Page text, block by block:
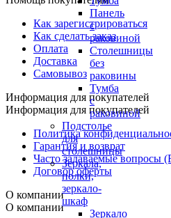
Панель
с
раковиной
Столешницы
без
раковины
Тумба
с
раковиной
Подстолье
для
столешницы
Зеркала,
полки,
зеркало-
шкаф
Зеркало
Как зарегистрироваться
Как сделать заказ
Оплата
Доставка
Самовывоз
Информация для покупателей
Информация для покупателей
Политика
Гарантия и возврат
Часто задаваемые вопросы
Договор оферты
О компании
О компании